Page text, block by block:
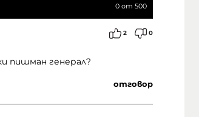
0 от 500
2 0
пишман генерал?
отговор